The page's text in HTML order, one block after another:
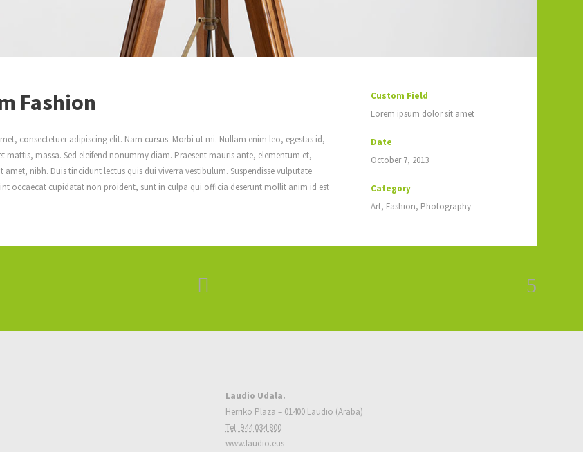
Fashion
consectetuer adipiscing elit. Nam cursus. Morbi ut mi. Nullam enim leo, egestas id,
mattis, massa. Sed eleifend nonummy diam. Praesent mauris ante, elementum et,
amet, nibh. Duis tincidunt lectus quis dui viverra vestibulum. Suspendisse vulputate
occaecat cupidatat non proident, sunt in culpa qui officia deserunt mollit anim id est
Custom Field
Lorem ipsum dolor sit amet
Date
October 7, 2013
Category
Art, Fashion, Photography
Laudio Udala.
Herriko Plaza – 01400 Laudio (Araba)
Tel. 944 034 800
www.laudio.eus